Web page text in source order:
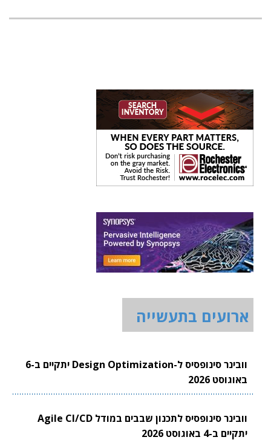
ארועים בתעשייה
וובינר סינופסיס ל-Design Optimization יתקיים ב-6
באוגוסט 2026
וובינר סינופסיס לתכנון שבבים במודל Agile CI/CD
יתקיים ב-4 באוגוסט 2026